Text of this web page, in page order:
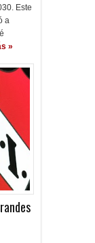
Este
a
»